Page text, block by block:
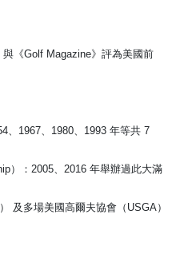
《Golf Magazine》評為美國前
、1967、1980、1993 年等共 7
）：2005、2016 年舉辦過此大滿
及多場美國高爾夫協會（USGA）